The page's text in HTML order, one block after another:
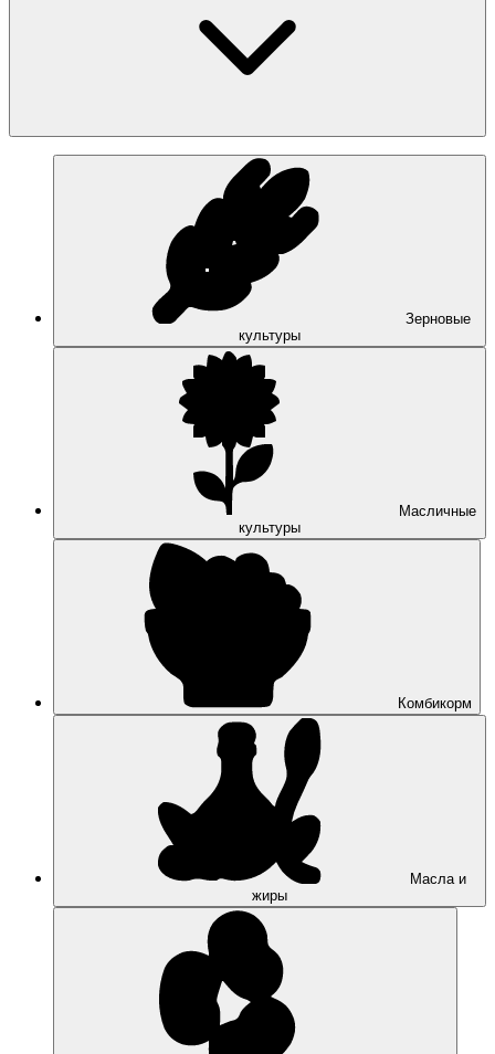
Зерновые
культуры
Масличные
культуры
Комбикорм
Масла и
жиры